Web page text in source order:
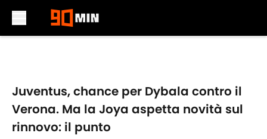
Juventus, chance per Dybala contro il
Verona. Ma la Joya aspetta novità sul
rinnovo: il punto